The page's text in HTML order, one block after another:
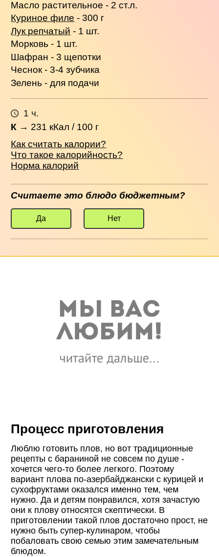
Масло растительное - 2 ст.л.
Куриное филе - 300 г
Лук репчатый - 1 шт.
Морковь - 1 шт.
Шафран - 3 щепотки
Чеснок - 3-4 зубчика
Зелень - для подачи
1 ч.
К → 231 кКал / 100 г
Как считать калории?
Что такое калорийность?
Норма калорий
Считаете это блюдо бюджетным?
Да Нет
Процесс приготовления
Люблю готовить плов, но вот традиционные
рецепты с бараниной не совсем по душе -
хочется чего-то более легкого. Поэтому
вариант плова по-азербайджански с курицей и
сухофруктами оказался именно тем, чем
нужно. Да и детям понравился, хотя зачастую
они к плову относятся скептически. В
приготовлении такой плов достаточно прост, не
нужно быть супер-кулинаром, чтобы
побаловать свою семью этим замечательным
блюдом.